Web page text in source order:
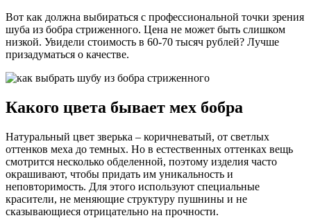
Вот как должна выбираться с профессиональной точки зрения
шуба из бобра стриженного. Цена не может быть слишком
низкой. Увидели стоимость в 60-70 тысяч рублей? Лучше
призадуматься о качестве.
Какого цвета бывает мех бобра
Натуральный цвет зверька – коричневатый, от светлых
оттенков меха до темных. Но в естественных оттенках вещь
смотрится несколько обделенной, поэтому изделия часто
окрашивают, чтобы придать им уникальность и
неповторимость. Для этого используют специальные
красители, не меняющие структуру пушнины и не
сказывающиеся отрицательно на прочности.